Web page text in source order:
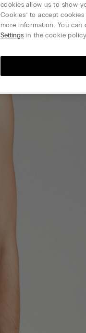
cookies allow us to show
Cookies” to accept
more information. You
Settings in the cookie